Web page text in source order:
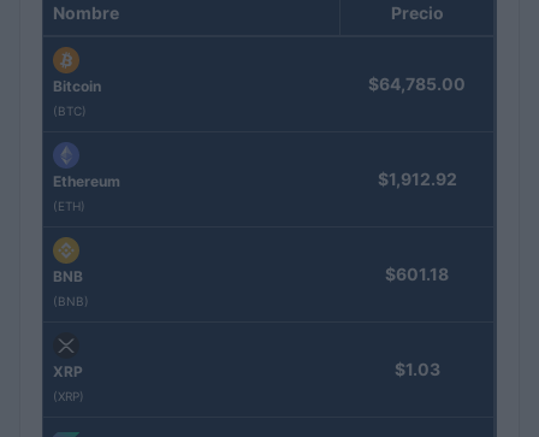
Nombre Precio
Bitcoin
(BTC)
$64,785.00
Ethereum
(ETH)
$1,912.92
BNB
(BNB)
$601.18
XRP
(XRP)
$1.03